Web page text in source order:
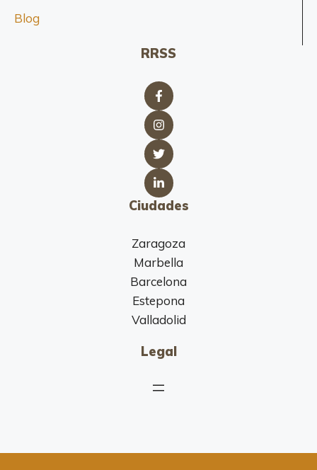
Blog
RRSS
Ciudades
Zaragoza
Marbella
Barcelona
Estepona
Valladolid
Legal